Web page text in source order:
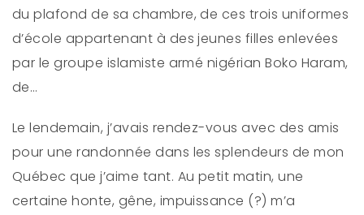
du plafond de sa chambre, de ces trois uniformes
d’école appartenant à des jeunes filles enlevées
par le groupe islamiste armé nigérian Boko Haram,
de…
Le lendemain, j’avais rendez-vous avec des amis
pour une randonnée dans les splendeurs de mon
Québec que j’aime tant. Au petit matin, une
certaine honte, gêne, impuissance (?) m’a